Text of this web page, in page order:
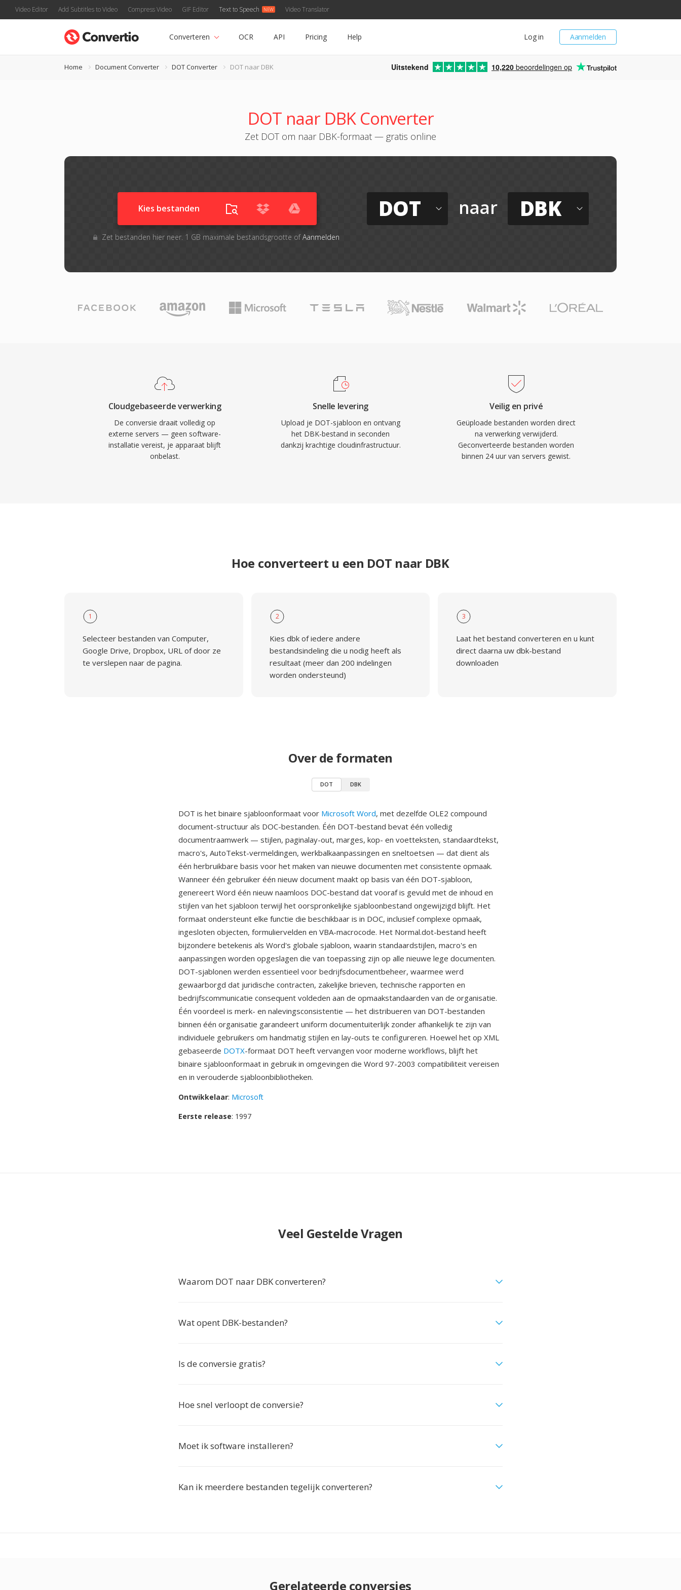
Video Editor Add Subtitles to Video Compress Video GIF Editor Text to Speech Video Translator
Aanmelden
Log in
Converteren OCR API Pricing Help
Home Document Converter DOT Converter DOT naar DBK Uitstekend 10,220 beoordelingen op
DOT naar DBK Converter
Zet DOT om naar DBK-formaat — gratis online
Kies bestanden
Zet bestanden hier neer. 1 GB maximale bestandsgrootte ofAanmelden
DOT naar DBK
Cloudgebaseerde verwerking
De conversie draait volledig op
externe servers — geen software-
installatie vereist, je apparaat blijft
onbelast.
Snelle levering
Upload je DOT-sjabloon en ontvang
het DBK-bestand in seconden
dankzij krachtige cloudinfrastructuur.
Veilig en privé
Geüploade bestanden worden direct
na verwerking verwijderd.
Geconverteerde bestanden worden
binnen 24 uur van servers gewist.
Hoe converteert u een DOT naar DBK
1
Selecteer bestanden van Computer,
Google Drive, Dropbox, URL of door ze
te verslepen naar de pagina.
2
Kies dbk of iedere andere
bestandsindeling die u nodig heeft als
resultaat (meer dan 200 indelingen
worden ondersteund)
3
Laat het bestand converteren en u kunt
direct daarna uw dbk-bestand
downloaden
Over de formaten
DOT DBK
DOT is het binaire sjabloonformaat voor Microsoft Word, met dezelfde OLE2 compound
document-structuur als DOC-bestanden. Één DOT-bestand bevat één volledig
documentraamwerk — stijlen, paginalay-out, marges, kop- en voetteksten, standaardtekst,
macro's, AutoTekst-vermeldingen, werkbalkaanpassingen en sneltoetsen — dat dient als
één herbruikbare basis voor het maken van nieuwe documenten met consistente opmaak.
Wanneer één gebruiker één nieuw document maakt op basis van één DOT-sjabloon,
genereert Word één nieuw naamloos DOC-bestand dat vooraf is gevuld met de inhoud en
stijlen van het sjabloon terwijl het oorspronkelijke sjabloonbestand ongewijzigd blijft. Het
formaat ondersteunt elke functie die beschikbaar is in DOC, inclusief complexe opmaak,
ingesloten objecten, formuliervelden en VBA-macrocode. Het Normal.dot-bestand heeft
bijzondere betekenis als Word's globale sjabloon, waarin standaardstijlen, macro's en
aanpassingen worden opgeslagen die van toepassing zijn op alle nieuwe lege documenten.
DOT-sjablonen werden essentieel voor bedrijfsdocumentbeheer, waarmee werd
gewaarborgd dat juridische contracten, zakelijke brieven, technische rapporten en
bedrijfscommunicatie consequent voldeden aan de opmaakstandaarden van de organisatie.
Één voordeel is merk- en nalevingsconsistentie — het distribueren van DOT-bestanden
binnen één organisatie garandeert uniform documentuiterlijk zonder afhankelijk te zijn van
individuele gebruikers om handmatig stijlen en lay-outs te configureren. Hoewel het op XML
gebaseerde DOTX-formaat DOT heeft vervangen voor moderne workflows, blijft het
binaire sjabloonformaat in gebruik in omgevingen die Word 97-2003 compatibiliteit vereisen
en in verouderde sjabloonbibliotheken.
Ontwikkelaar: Microsoft
Eerste release: 1997
Veel Gestelde Vragen
Waarom DOT naar DBK converteren?
Wat opent DBK-bestanden?
Is de conversie gratis?
Hoe snel verloopt de conversie?
Moet ik software installeren?
Kan ik meerdere bestanden tegelijk converteren?
Gerelateerde conversies